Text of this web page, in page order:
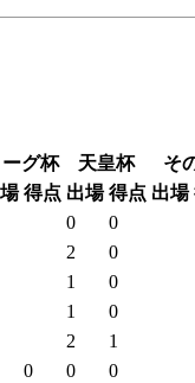
ーグ杯 天皇杯 そ
得点 出場 得点 出場
0 0
2 0
1 0
1 0
2 1
0 0 0